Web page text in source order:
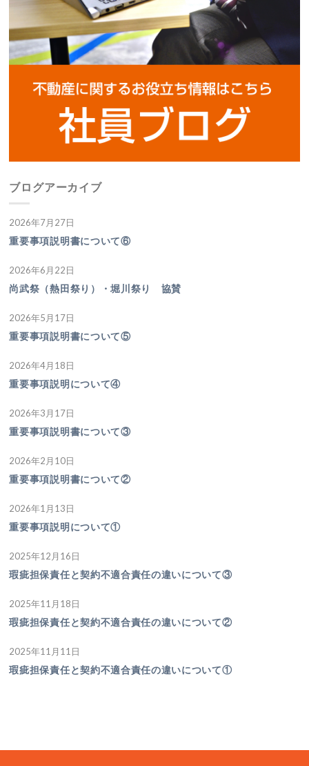
ブログアーカイブ
2026年7月27日
重要事項説明書について⑥
2026年6月22日
尚武祭（熱田祭り）・堀川祭り 協賛
2026年5月17日
重要事項説明書について⑤
2026年4月18日
重要事項説明について④
2026年3月17日
重要事項説明書について③
2026年2月10日
重要事項説明書について②
2026年1月13日
重要事項説明について①
2025年12月16日
瑕疵担保責任と契約不適合責任の違いについて③
2025年11月18日
瑕疵担保責任と契約不適合責任の違いについて②
2025年11月11日
瑕疵担保責任と契約不適合責任の違いについて①